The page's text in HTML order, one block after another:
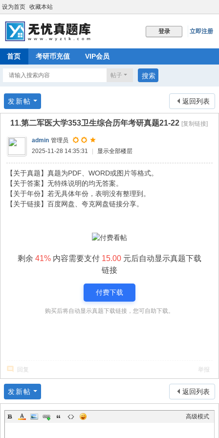
设为首页 收藏本站
登录 立即注册
首页 考研币充值 VIP会员
帖子 搜索
返回列表
发新帖
11.第二军医大学353卫生综合历年考研真题21-22 [复制链接]
admin 管理员
2025-11-28 14:35:31
显示全部楼层
【关于真题】真题为PDF、WORD或图片等格式。
【关于答案】无特殊说明的均无答案。
【关于年份】若无具体年份，表明没有整理到。
【关于链接】百度网盘、夸克网盘链接分享。
剩余 41% 内容需要支付 15.00 元后自动显示真题下载
链接
付费下载
购买后将自动显示真题下载链接，您可自助下载。
回复 举报
返回列表
发新帖
高级模式